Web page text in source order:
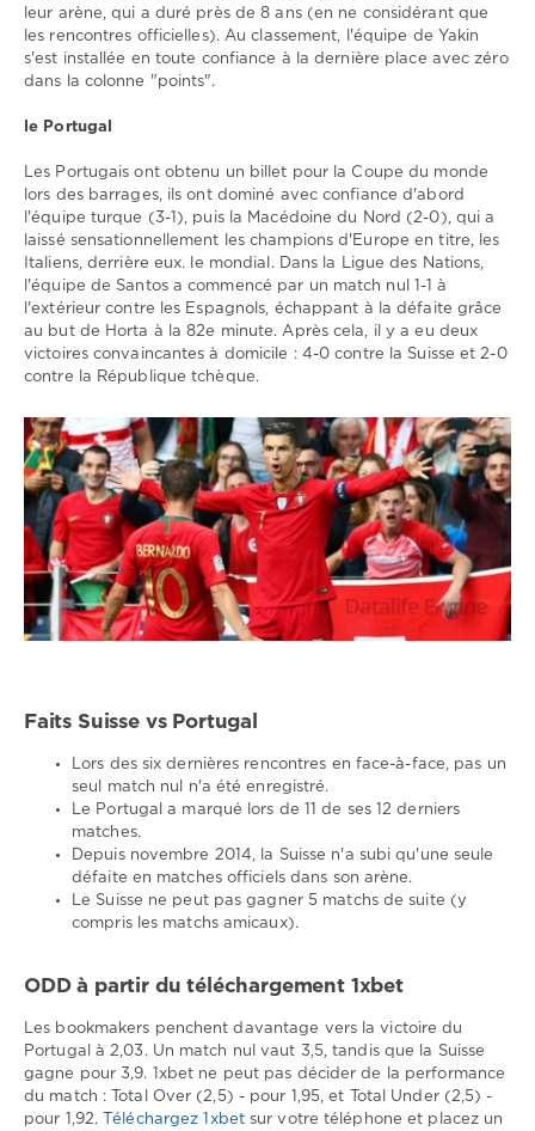
leur arène, qui a duré près de 8 ans (en ne considérant que
les rencontres officielles). Au classement, l'équipe de Yakin
s'est installée en toute confiance à la dernière place avec zéro
dans la colonne "points".
le Portugal
Les Portugais ont obtenu un billet pour la Coupe du monde
lors des barrages, ils ont dominé avec confiance d'abord
l'équipe turque (3-1), puis la Macédoine du Nord (2-0), qui a
laissé sensationnellement les champions d'Europe en titre, les
Italiens, derrière eux. le mondial. Dans la Ligue des Nations,
l'équipe de Santos a commencé par un match nul 1-1 à
l'extérieur contre les Espagnols, échappant à la défaite grâce
au but de Horta à la 82e minute. Après cela, il y a eu deux
victoires convaincantes à domicile : 4-0 contre la Suisse et 2-0
contre la République tchèque.
Faits Suisse vs Portugal
Lors des six dernières rencontres en face-à-face, pas un
seul match nul n'a été enregistré.
Le Portugal a marqué lors de 11 de ses 12 derniers
matches.
Depuis novembre 2014, la Suisse n'a subi qu'une seule
défaite en matches officiels dans son arène.
Le Suisse ne peut pas gagner 5 matchs de suite (y
compris les matchs amicaux).
ODD à partir du téléchargement 1xbet
Les bookmakers penchent davantage vers la victoire du
Portugal à 2,03. Un match nul vaut 3,5, tandis que la Suisse
gagne pour 3,9. 1xbet ne peut pas décider de la performance
du match : Total Over (2,5) - pour 1,95, et Total Under (2,5) -
pour 1,92.
Téléchargez 1xbetsur votre téléphone et placez un